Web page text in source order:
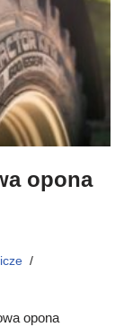
opona
opona